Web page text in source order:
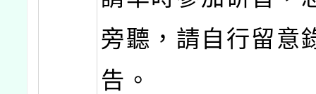
旁聽，請自行留意
告。